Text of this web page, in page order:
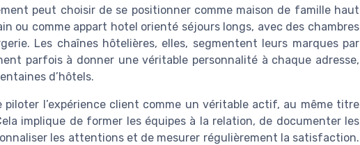
peut choisir de se positionner comme maison de famille haut
ou comme appart hotel orienté séjours longs, avec des chambres
Les chaînes hôtelières, elles, segmentent leurs marques par
parfois à donner une véritable personnalité à chaque adresse,
d’hôtels.
l’expérience client comme un véritable actif, au même titre
implique de former les équipes à la relation, de documenter les
les attentions et de mesurer régulièrement la satisfaction.